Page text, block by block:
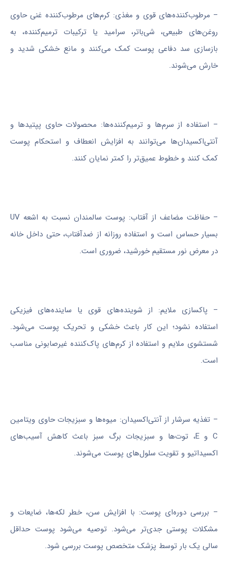
– مرطوب‌کننده‌های قوی و مغذی: کرم‌های مرطوب‌کننده غنی حاوی
روغن‌های طبیعی، شی‌باتر، سرامید یا ترکیبات ترمیم‌کننده، به
بازسازی سد دفاعی پوست کمک می‌کنند و مانع خشکی شدید و
خارش می‌شوند.
– استفاده از سرم‌ها و ترمیم‌کننده‌ها: محصولات حاوی پپتیدها و
آنتی‌اکسیدان‌ها می‌توانند به افزایش انعطاف و استحکام پوست
کمک کنند و خطوط عمیق‌تر را کمتر نمایان کنند.
– حفاظت مضاعف از آفتاب: پوست سالمندان نسبت به اشعه UV
بسیار حساس است و استفاده روزانه از ضدآفتاب، حتی داخل خانه
در معرض نور مستقیم خورشید، ضروری است.
– پاکسازی ملایم: از شوینده‌های قوی یا ساینده‌های فیزیکی
استفاده نشود؛ این کار باعث خشکی و تحریک پوست می‌شود.
شستشوی ملایم و استفاده از کرم‌های پاک‌کننده غیرصابونی مناسب
است.
– تغذیه سرشار از آنتی‌اکسیدان: میوه‌ها و سبزیجات حاوی ویتامین
C و E، توت‌ها و سبزیجات برگ سبز باعث کاهش آسیب‌های
اکسیداتیو و تقویت سلول‌های پوست می‌شوند.
– بررسی دوره‌ای پوست: با افزایش سن، خطر لکه‌ها، ضایعات و
مشکلات پوستی جدی‌تر می‌شود. توصیه می‌شود پوست حداقل
سالی یک بار توسط پزشک متخصص پوست بررسی شود.